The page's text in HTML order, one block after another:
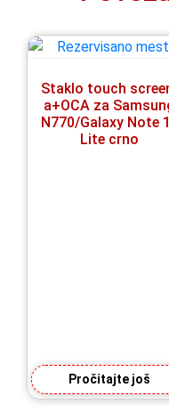
Staklo touch
a+OCA za
N770/Galaxy Note
Lite crno
Pročitajte još